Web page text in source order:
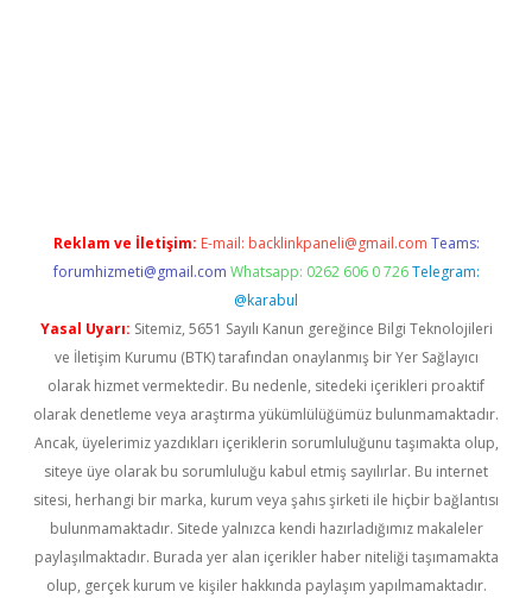
Reklam ve İletişim: E-mail: backlinkpaneli@gmail.com Teams:
forumhizmeti@gmail.com Whatsapp: 0262 606 0 726 Telegram:
@karabul
Yasal Uyarı: Sitemiz, 5651 Sayılı Kanun gereğince Bilgi Teknolojileri
ve İletişim Kurumu (BTK) tarafından onaylanmış bir Yer Sağlayıcı
olarak hizmet vermektedir. Bu nedenle, sitedeki içerikleri proaktif
olarak denetleme veya araştırma yükümlülüğümüz bulunmamaktadır.
Ancak, üyelerimiz yazdıkları içeriklerin sorumluluğunu taşımakta olup,
siteye üye olarak bu sorumluluğu kabul etmiş sayılırlar. Bu internet
sitesi, herhangi bir marka, kurum veya şahıs şirketi ile hiçbir bağlantısı
bulunmamaktadır. Sitede yalnızca kendi hazırladığımız makaleler
paylaşılmaktadır. Burada yer alan içerikler haber niteliği taşımamakta
olup, gerçek kurum ve kişiler hakkında paylaşım yapılmamaktadır.